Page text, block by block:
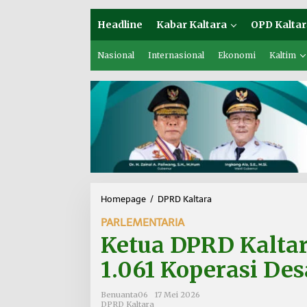
Headline Kabar Kaltara OPD
Nasional Internasional Ekonomi Kaltim
Homepage / DPRD Kaltara
u
a
P
PARLEMENTARIA
Ketua DPRD
1.061 Koperasi
Benuanta06
17 Mei 2026
DPRD Kaltara